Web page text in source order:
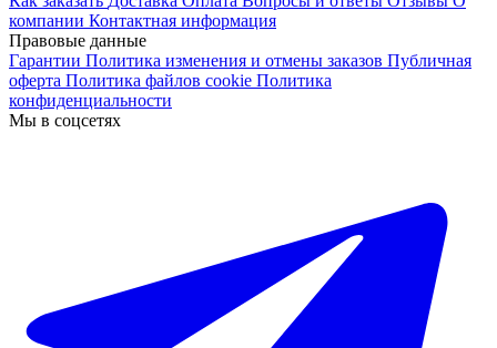
компании Контактная информация
Правовые данные
Гарантии Политика изменения и отмены заказов Публичная
оферта Политика файлов cookie Политика
конфиденциальности
Мы в соцсетях